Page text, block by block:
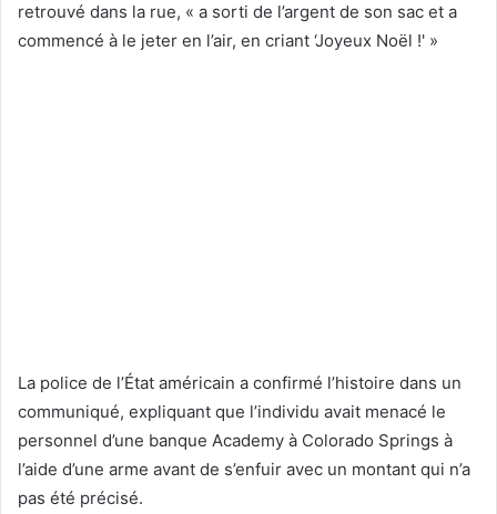
retrouvé dans la rue, « a sorti de l’argent de son sac et a
commencé à le jeter en l’air, en criant ‘Joyeux Noël !' »
La police de l’État américain a confirmé l’histoire dans un
communiqué, expliquant que l’individu avait menacé le
personnel d’une banque Academy à Colorado Springs à
l’aide d’une arme avant de s’enfuir avec un montant qui n’a
pas été précisé.